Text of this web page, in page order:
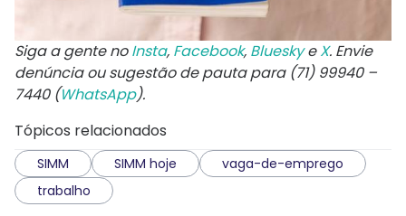
Siga a gente noInsta, Facebook, BlueskyeX. Envie
denúncia ou sugestão de pauta para (71) 99940 –
7440 (WhatsApp).
Tópicos relacionados
SIMM SIMM hoje
vaga-de-emprego
trabalho